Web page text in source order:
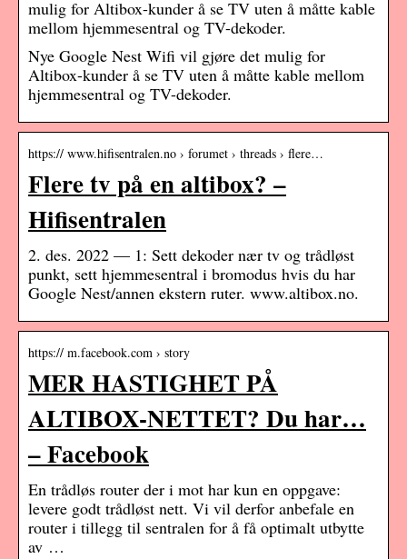
mulig for Altibox-kunder å se TV uten å måtte kable
mellom hjemmesentral og TV-dekoder.
Nye Google Nest Wifi vil gjøre det mulig for
Altibox-kunder å se TV uten å måtte kable mellom
hjemmesentral og TV-dekoder.
https:// www.hifisentralen.no › forumet › threads › flere…
Flere tv på en altibox? –
Hifisentralen
2. des. 2022 — 1: Sett dekoder nær tv og trådløst
punkt, sett hjemmesentral i bromodus hvis du har
Google Nest/annen ekstern ruter. www.altibox.no.
https:// m.facebook.com › story
MER HASTIGHET PÅ
ALTIBOX-NETTET? Du har…
– Facebook
En trådløs router der i mot har kun en oppgave:
levere godt trådløst nett. Vi vil derfor anbefale en
router i tillegg til sentralen for å få optimalt utbytte
av …